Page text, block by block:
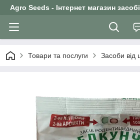
Agro Seeds - Інтернет магазин
Товари та послуги Засоби від